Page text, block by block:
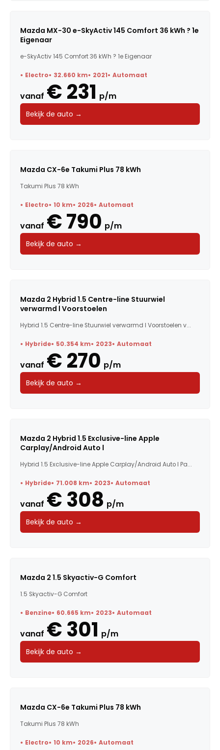
Mazda MX-30 e-SkyActiv 145 Comfort 36 kWh ? 1e
Eigenaar
e-SkyActiv 145 Comfort 36 kWh ? 1e Eigenaar
Electro 32.660 km 2021 Automaat
vanaf € 231 p/m
Bekijk de auto →
Mazda CX-6e Takumi Plus 78 kWh
Takumi Plus 78 kWh
Electro 10 km 2026 Automaat
vanaf € 790 p/m
Bekijk de auto →
Mazda 2 Hybrid 1.5 Centre-line Stuurwiel
verwarmd l Voorstoelen
Hybrid 1.5 Centre-line Stuurwiel verwarmd l Voorstoelen v...
Hybride 50.354 km 2023 Automaat
vanaf € 270 p/m
Bekijk de auto →
Mazda 2 Hybrid 1.5 Exclusive-line Apple
Carplay/Android Auto l
Hybrid 1.5 Exclusive-line Apple Carplay/Android Auto l Pa...
Hybride 71.008 km 2023 Automaat
vanaf € 308 p/m
Bekijk de auto →
Mazda 2 1.5 Skyactiv-G Comfort
1.5 Skyactiv-G Comfort
Benzine 60.665 km 2023 Automaat
vanaf € 301 p/m
Bekijk de auto →
Mazda CX-6e Takumi Plus 78 kWh
Takumi Plus 78 kWh
Electro 10 km 2026 Automaat